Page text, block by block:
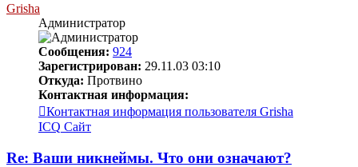
Grisha
Администратор
Сообщения: 924
Зарегистрирован: 29.11.03 03:10
Откуда: Протвино
Контактная информация:
Контактная информация пользователя Grisha
ICQ Сайт
Re: Ваши никнеймы. Что они означают?